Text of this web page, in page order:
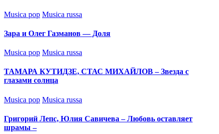
Posted
Musica pop Musica russa
Зара и Олег Газманов — Доля
Posted
Musica pop Musica russa
ТАМАРА КУТИДЗЕ, СТАС МИХАЙЛОВ – Звезда с
глазами солнца
Posted
Musica pop Musica russa
Григорий Лепс, Юлия Савичева – Любовь оставляет
шрамы –